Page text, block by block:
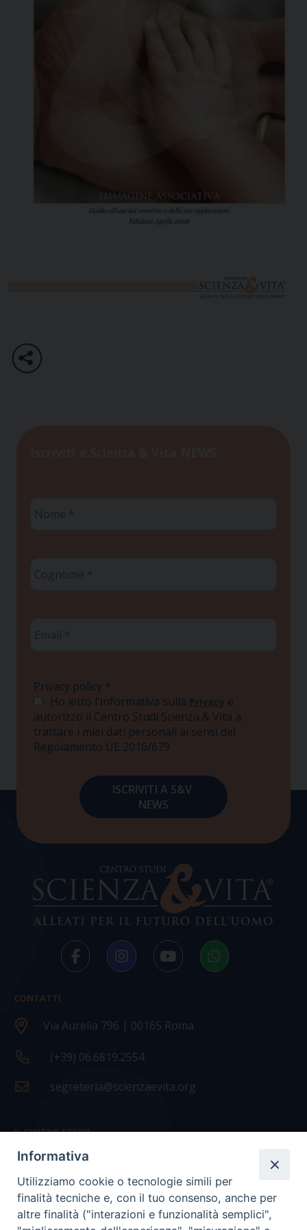
Privacy policy *
Ho letto l'informativa sulla Privacy e
autorizzo il Centro Studi Scienza & Vita a
trattare i miei dati personali ai sensi del
Regolamento UE 2016/679
CONTATTI
Via Aurelia 796 | 00165 Roma
(+39) 06.6819.2554
segreteria@scienzaevita.org
IL CENTRO STUDI
La nostra storia
Statuto
Presidenza e ufficio presidenza
Informativa
Utilizziamo cookie o tecnologie simili per
finalità tecniche e, con il tuo consenso, anche per
altre finalità ("interazioni e funzionalità semplici",